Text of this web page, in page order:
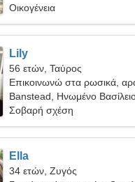
Οικογένεια
Lily
56 ετών, Ταύρος
Επικοινωνώ στα ρωσικά,
Banstead, Ηνωμένο
Σοβαρή σχέση
Ella
34 ετών, Ζυγός